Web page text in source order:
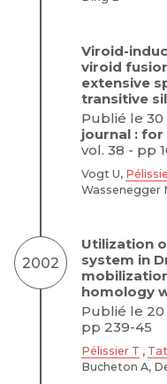
Viroid-
viroid
extensive
transitive
Publié le 30
journal :
vol. 38 - pp
Vogt U,
Wassenegger
2002
Utilization
system in
homology
Publié le 20
pp 239-45
Pélissier T ,
Bucheton A,